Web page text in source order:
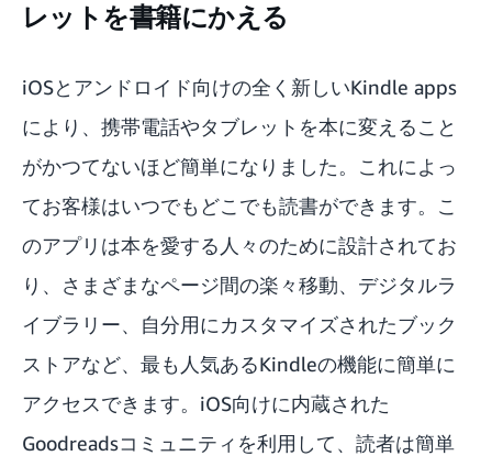
レットを書籍にかえる
iOSとアンドロイド向けの全く新しいKindle apps
により、携帯電話やタブレットを本に変えること
がかつてないほど簡単になりました。これによっ
てお客様はいつでもどこでも読書ができます。こ
のアプリは本を愛する人々のために設計されてお
り、さまざまなページ間の楽々移動、デジタルラ
イブラリー、自分用にカスタマイズされたブック
ストアなど、最も人気あるKindleの機能に簡単に
アクセスできます。iOS向けに内蔵された
Goodreadsコミュニティを利用して、読者は簡単